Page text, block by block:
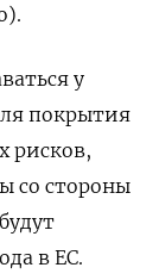
у
покрытия
рисков,
со стороны
в ЕС.